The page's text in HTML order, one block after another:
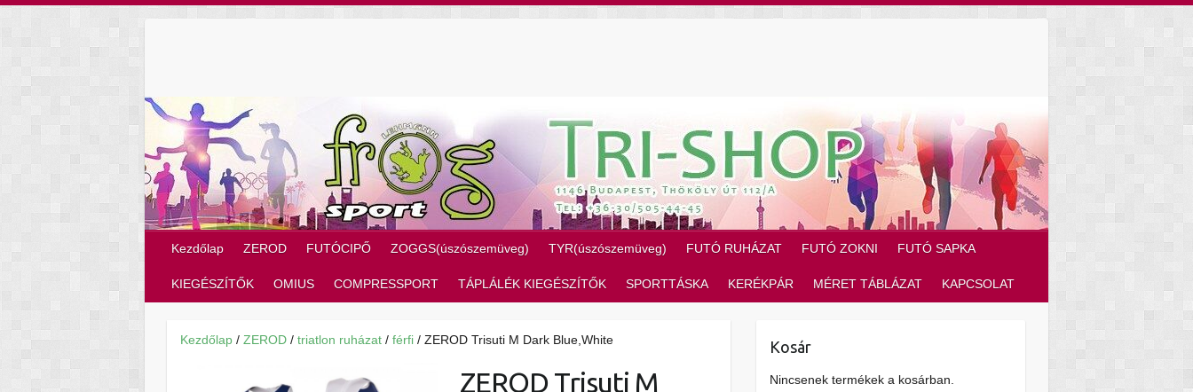
Kezdőlap ZEROD FUTÓCIPŐ ZOGGS(úszószemüveg) TYR(úszószemüveg) FUTÓ RUHÁZAT FUTÓ ZOKNI FUTÓ SAPKA
KIEGÉSZÍTŐK OMIUS COMPRESSPORT TÁPLÁLÉK KIEGÉSZÍTŐK SPORTTÁSKA KERÉKPÁR MÉRET TÁBLÁZAT KAPCSOLAT
Kezdőlap/ ZEROD/ triatlon ruházat/ férfi/ ZEROD Trisuti M Dark Blue,White
ZEROD Trisuti M
Kosár
Nincsenek termékek a kosárban.